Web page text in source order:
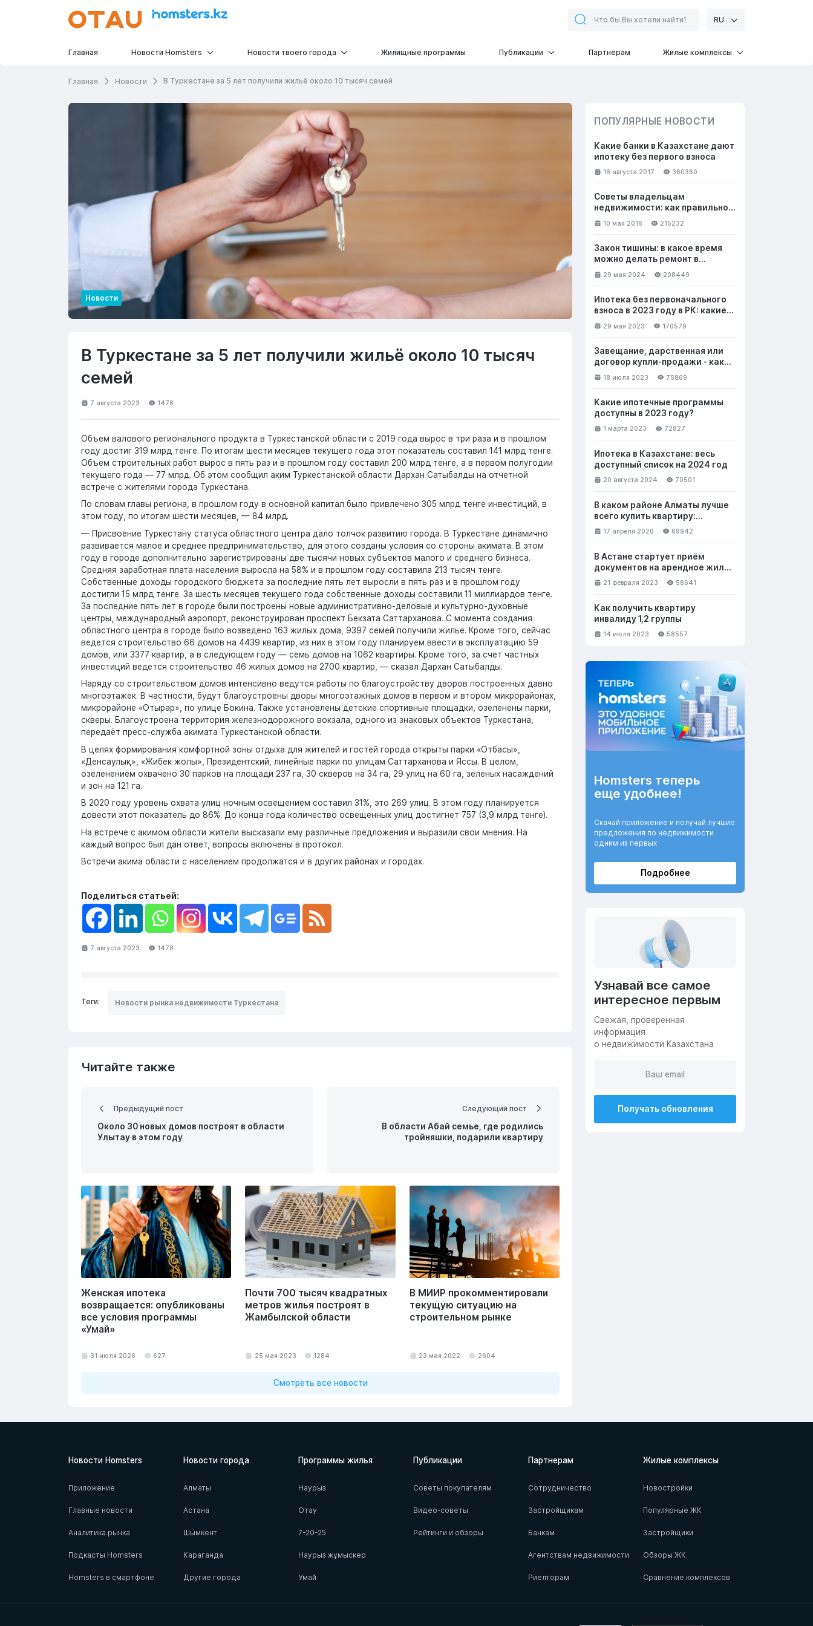
RU
Главная Новости Homsters Новости твоего города Жилищные программы Публикации Партнерам Жилые комплексы
Главная Новости В Туркестане за 5 лет получили жильё около 10 тысяч семей
Новости
В Туркестане за 5 лет получили жильё около 10 тысяч
семей
7 августа 2023 1478
Объем валового регионального продукта в Туркестанской области с 2019 года вырос в три раза и в прошлом
году достиг 319 млрд тенге. По итогам шести месяцев текущего года этот показатель составил 141 млрд тенге.
Объем строительных работ вырос в пять раз и в прошлом году составил 200 млрд тенге, а в первом полугодии
текущего года — 77 млрд. Об этом сообщил аким Туркестанской области Дархан Сатыбалды на отчетной
встрече с жителями города Туркестана.
По словам главы региона, в прошлом году в основной капитал было привлечено 305 млрд тенге инвестиций, в
этом году, по итогам шести месяцев, — 84 млрд.
— Присвоение Туркестану статуса областного центра дало толчок развитию города. В Туркестане динамично
развивается малое и среднее предпринимательство, для этого созданы условия со стороны акимата. В этом
году в городе дополнительно зарегистрированы две тысячи новых субъектов малого и среднего бизнеса.
Средняя заработная плата населения выросла на 58% и в прошлом году составила 213 тысяч тенге.
Собственные доходы городского бюджета за последние пять лет выросли в пять раз и в прошлом году
достигли 15 млрд тенге. За шесть месяцев текущего года собственные доходы составили 11 миллиардов тенге.
За последние пять лет в городе были построены новые административно-деловые и культурно-духовные
центры, международный аэропорт, реконструирован проспект Бекзата Саттарханова. С момента создания
областного центра в городе было возведено 163 жилых дома, 9397 семей получили жилье. Кроме того, сейчас
ведется строительство 66 домов на 4439 квартир, из них в этом году планируем ввести в эксплуатацию 59
домов, или 3377 квартир, а в следующем году — семь домов на 1062 квартиры. Кроме того, за счет частных
инвестиций ведется строительство 46 жилых домов на 2700 квартир, — сказал Дархан Сатыбалды.
Наряду со строительством домов интенсивно ведутся работы по благоустройству дворов построенных давно
многоэтажек. В частности, будут благоустроены дворы многоэтажных домов в первом и втором микрорайонах,
микрорайоне «Отырар», по улице Бокина. Также установлены детские спортивные площадки, озеленены парки,
скверы. Благоустроена территория железнодорожного вокзала, одного из знаковых объектов Туркестана,
передаёт пресс-служба акимата Туркестанской области.
В целях формирования комфортной зоны отдыха для жителей и гостей города открыты парки «Отбасы»,
«Денсаулық», «Жибек жолы», Президентский, линейные парки по улицам Саттарханова и Яссы. В целом,
озеленением охвачено 30 парков на площади 237 га, 30 скверов на 34 га, 29 улиц на 60 га, зеленых насаждений
и зон на 121 га.
В 2020 году уровень охвата улиц ночным освещением составил 31%, это 269 улиц. В этом году планируется
довести этот показатель до 86%. До конца года количество освещенных улиц достигнет 757 (3,9 млрд тенге).
На встрече с акимом области жители высказали ему различные предложения и выразили свои мнения. На
каждый вопрос был дан ответ, вопросы включены в протокол.
Встречи акима области с населением продолжатся и в других районах и городах.
Поделиться статьей:
7 августа 2023 1478
Теги: Новости рынка недвижимости Туркестана
Читайте также
Предыдущий пост
Около 30 новых домов построят в области
Улытау в этом году
Следующий пост
В области Абай семье, где родились
тройняшки, подарили квартиру
Женская ипотека
возвращается: опубликованы
все условия программы
«Умай»
31 июля 2026 627
Почти 700 тысяч квадратных
метров жилья построят в
Жамбылской области
25 мая 2023 1284
В МИИР прокомментировали
текущую ситуацию на
строительном рынке
23 мая 2022 2604
Смотреть все новости
ПОПУЛЯРНЫЕ НОВОСТИ
Какие банки в Казахстане дают
ипотеку без первого взноса
16 августа 2017 360360
Советы владельцам
недвижимости: как правильно
общаться с клиентами, чтобы
успешно продать жилье
10 мая 2016 215232
Закон тишины: в какое время
можно делать ремонт в
квартире в выходные и будни
29 мая 2024 208449
Ипотека без первоначального
взноса в 2023 году в РК: какие
банки выдают и на каких
условиях
29 мая 2023 170579
Завещание, дарственная или
договор купли-продажи - как
лучше безвозмездно передать
недвижимость
18 июля 2023 75869
Какие ипотечные программы
доступны в 2023 году?
1 марта 2023 72827
Ипотека в Казахстане: весь
доступный список на 2024 год
20 августа 2024 70501
В каком районе Алматы лучше
всего купить квартиру:
выбираем новостройку. Часть 1
17 апреля 2020 69942
В Астане стартует приём
документов на арендное жильё
с правом выкупа
21 февраля 2023 58641
Как получить квартиру
инвалиду 1,2 группы
14 июля 2023 58557
Homsters теперь
еще удобнее!
Скачай приложение и получай лучшие
предложения по недвижимости
одним из первых
Подробнее
Узнавай все самое
интересное первым
Cвежая, проверенная
информация
о недвижимости Казахстана
Получать обновления
Новости Homsters
Приложение
Главные новости
Аналитика рынка
Подкасты Homsters
Homsters в смартфоне
Новости города
Алматы
Астана
Шымкент
Караганда
Другие города
Программы жилья
Наурыз
Отау
7-20-25
Наурыз жұмыскер
Умай
Публикации
Советы покупателям
Видео-советы
Рейтинги и обзоры
Партнерам
Сотрудничество
Застройщикам
Банкам
Агентствам недвижимости
Риелторам
Жилые комплексы
Новостройки
Популярные ЖК
Застройщики
Обзоры ЖК
Сравнение комплексов